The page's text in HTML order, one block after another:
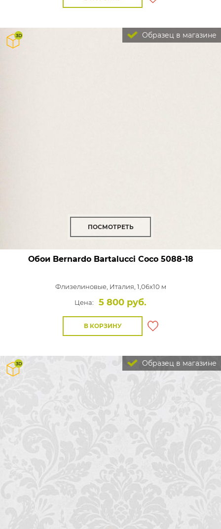
Образец в магазине
ПОСМОТРЕТЬ
Обои Bernardo Bartalucci Coco5088-18
Флизелиновые, Италия, 1,06x10 м
Цена:
5 800 руб.
В КОРЗИНУ
Образец в магазине